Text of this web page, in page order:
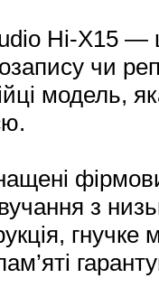
Hi-X15 —
чи
модель,
з
гнучке